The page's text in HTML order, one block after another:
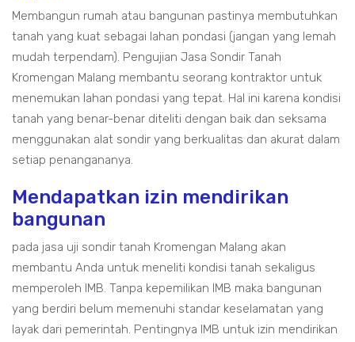
Membangun rumah atau bangunan pastinya membutuhkan
tanah yang kuat sebagai lahan pondasi (jangan yang lemah
mudah terpendam). Pengujian Jasa Sondir Tanah
Kromengan Malang membantu seorang kontraktor untuk
menemukan lahan pondasi yang tepat. Hal ini karena kondisi
tanah yang benar-benar diteliti dengan baik dan seksama
menggunakan alat sondir yang berkualitas dan akurat dalam
setiap penangananya.
Mendapatkan izin mendirikan
bangunan
pada jasa uji sondir tanah Kromengan Malang akan
membantu Anda untuk meneliti kondisi tanah sekaligus
memperoleh IMB. Tanpa kepemilikan IMB maka bangunan
yang berdiri belum memenuhi standar keselamatan yang
layak dari pemerintah. Pentingnya IMB untuk izin mendirikan